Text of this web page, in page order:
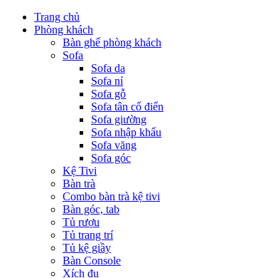
Trang chủ
Phòng khách
Bàn ghế phòng khách
Sofa
Sofa da
Sofa nỉ
Sofa gỗ
Sofa tân cổ điển
Sofa giường
Sofa nhập khẩu
Sofa văng
Sofa góc
Kệ Tivi
Bàn trà
Combo bàn trà kệ tivi
Bàn góc, tab
Tủ rượu
Tủ trang trí
Tủ kệ giầy
Bàn Console
Xích đu